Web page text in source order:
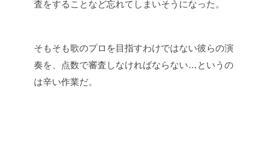
査をすることなど忘れてしまいそうになった。
そもそも歌のプロを目指すわけではない彼らの演
奏を、点数で審査しなければならない…というの
は辛い作業だ。